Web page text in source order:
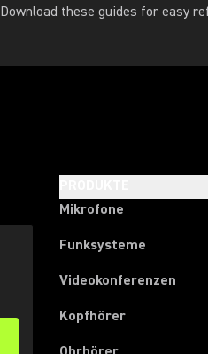
feedback control for presenters. Download these guides for
Mikrofone
Funksysteme
Videokonferenzen
Kopfhörer